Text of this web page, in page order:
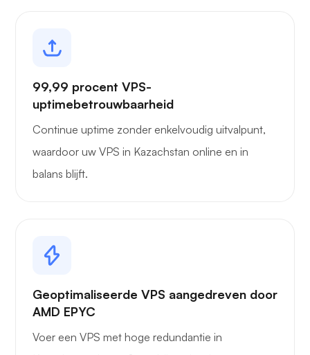
99,99 procent VPS-
uptimebetrouwbaarheid
Continue uptime zonder enkelvoudig uitvalpunt,
waardoor uw VPS in Kazachstan online en in
balans blijft.
Geoptimaliseerde VPS aangedreven door
AMD EPYC
Voer een VPS met hoge redundantie in